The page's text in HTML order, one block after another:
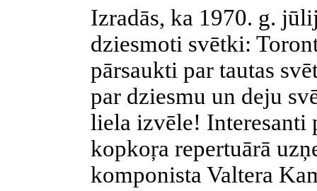
Izradās, ka 1970. g.
dziesmoti svētki:
pārsaukti par tautas
par dziesmu un deju
liela izvēle! Interesanti
kopkoŗa repertuārā
komponista Valtera